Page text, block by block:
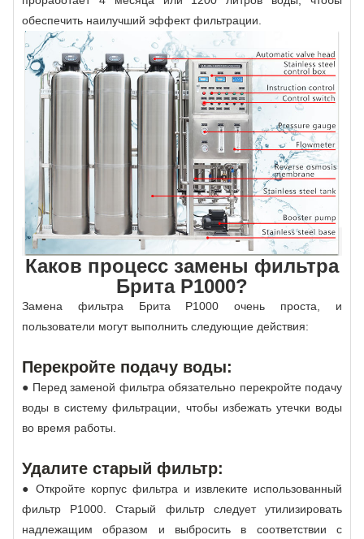
обеспечить наилучший эффект фильтрации.
Каков процесс замены фильтра
Брита P1000?
Замена фильтра Брита P1000 очень проста, и
пользователи могут выполнить следующие действия:
Перекройте подачу воды:
● Перед заменой фильтра обязательно перекройте подачу
воды в систему фильтрации, чтобы избежать утечки воды
во время работы.
Удалите старый фильтр:
● Откройте корпус фильтра и извлеките использованный
фильтр P1000. Старый фильтр следует утилизировать
надлежащим образом и выбросить в соответствии с